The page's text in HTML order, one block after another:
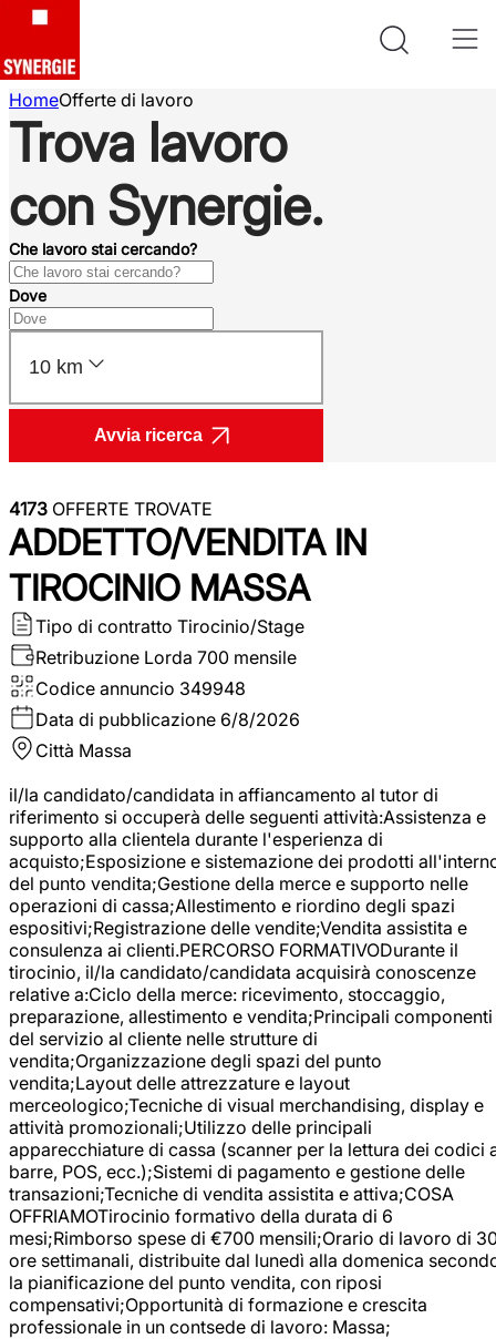
HomeOfferte di lavoro
Trova lavoro
con Synergie.
Che lavoro stai cercando?
Dove
10 km
Avvia ricerca
4173 OFFERTE TROVATE
ADDETTO/VENDITA IN
TIROCINIO MASSA
Tipo di contratto Tirocinio/Stage
Retribuzione Lorda 700 mensile
Codice annuncio 349948
Data di pubblicazione 6/8/2026
Città Massa
il/la candidato/candidata in affiancamento al tutor di
riferimento si occuperà delle seguenti attività:Assistenza e
supporto alla clientela durante l'esperienza di
acquisto;Esposizione e sistemazione dei prodotti
del punto vendita;Gestione della merce e supporto nelle
operazioni di cassa;Allestimento e riordino degli spazi
espositivi;Registrazione delle vendite;Vendita assistita e
consulenza ai clienti.PERCORSO FORMATIVODurante il
tirocinio, il/la candidato/candidata acquisirà conoscenze
relative a:Ciclo della merce: ricevimento, stoccaggio,
preparazione, allestimento e vendita;Principali componenti
del servizio al cliente nelle strutture di
vendita;Organizzazione degli spazi del punto
vendita;Layout delle attrezzature e layout
merceologico;Tecniche di visual merchandising, display e
attività promozionali;Utilizzo delle principali
apparecchiature di cassa (scanner per la lettura dei codici
barre, POS, ecc.);Sistemi di pagamento e gestione delle
transazioni;Tecniche di vendita assistita e attiva;COSA
OFFRIAMOTirocinio formativo della durata di 6
mesi;Rimborso spese di €700 mensili;Orario di lavoro di
ore settimanali, distribuite dal lunedì alla domenica
la pianificazione del punto vendita, con riposi
compensativi;Opportunità di formazione e crescita
professionale in un contsede di lavoro: Massa;